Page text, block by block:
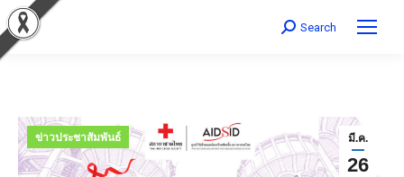
Search:
Search
มี.ค.
26
ข่าวประชาสัมพันธ์